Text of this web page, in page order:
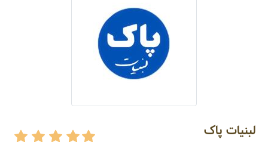
لبنیات پاک